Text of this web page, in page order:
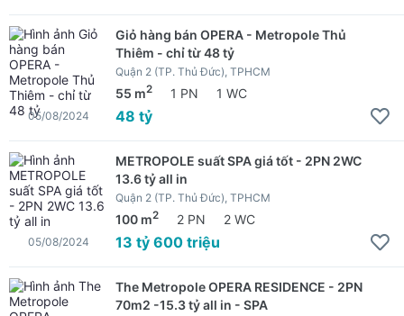
Giỏ hàng bán OPERA - Metropole Thủ
Thiêm - chỉ từ 48 tỷ
Quận 2 (TP. Thủ Đức), TPHCM
55 m2 1 PN 1 WC
48 tỷ
05/08/2024
METROPOLE suất SPA giá tốt - 2PN 2WC
13.6 tỷ all in
Quận 2 (TP. Thủ Đức), TPHCM
100 m2 2 PN 2 WC
13 tỷ 600 triệu
05/08/2024
The Metropole OPERA RESIDENCE - 2PN
70m2 -15.3 tỷ all in - SPA